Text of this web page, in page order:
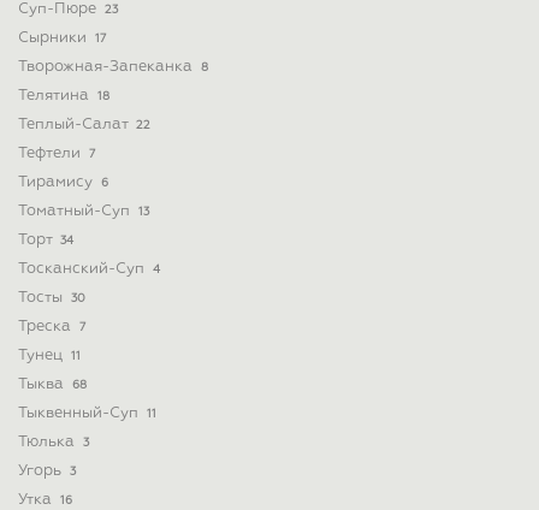
Суп-Пюре 23
Сырники 17
Творожная-Запеканка 8
Телятина 18
Теплый-Салат 22
Тефтели 7
Тирамису 6
Томатный-Суп 13
Торт 34
Тосканский-Суп 4
Тосты 30
Треска 7
Тунец 11
Тыква 68
Тыквенный-Суп 11
Тюлька 3
Угорь 3
Утка 16